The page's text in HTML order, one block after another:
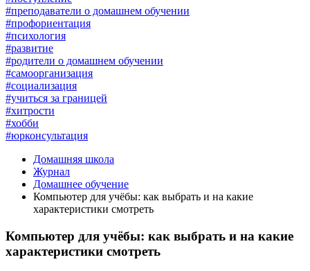
#преподаватели о домашнем обучении
#профориентация
#психология
#развитие
#родители о домашнем обучении
#самоорганизация
#социализация
#учиться за границей
#хитрости
#хобби
#юрконсультация
Домашняя школа
Журнал
Домашнее обучение
Компьютер для учёбы: как выбрать и на какие
характеристики смотреть
Компьютер для учёбы: как выбрать и на какие
характеристики смотреть